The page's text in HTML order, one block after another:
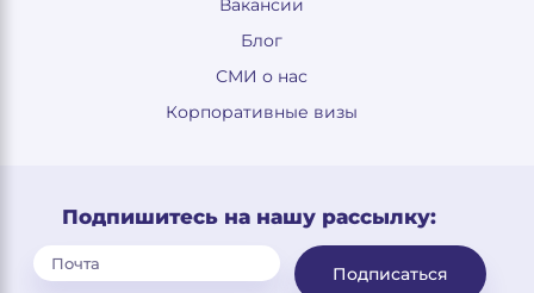
Вакансии
Блог
СМИ о нас
Корпоративные визы
Подпишитесь на нашу рассылку:
Подписаться